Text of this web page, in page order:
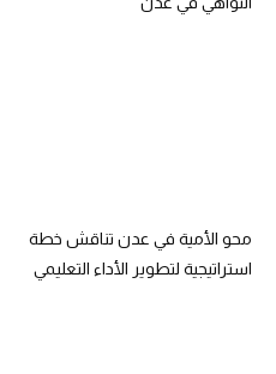
محو الأمية في عدن تناقش خطة
استراتيجية لتطوير الأداء التعليمي